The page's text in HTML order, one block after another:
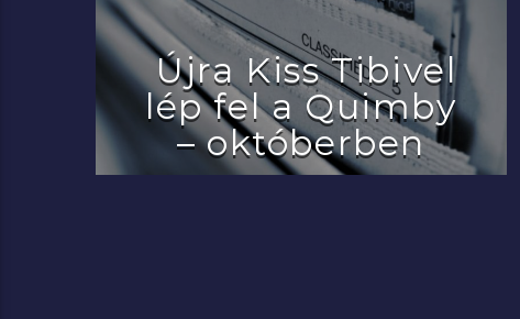
Újra Kiss Tibivel
lép fel a Quimby
– októberben